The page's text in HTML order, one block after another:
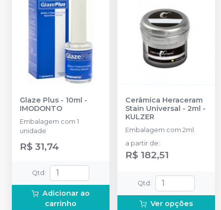
Glaze Plus - 10ml -
IMODONTO
Embalagem com 1
unidade
R$ 31,74
Qtd :
Adicionar ao
carrinho
Cerâmica Heraceram
Stain Universal - 2ml -
KULZER
Embalagem com 2ml.
a partir de:
R$ 182,51
Qtd :
Ver opções